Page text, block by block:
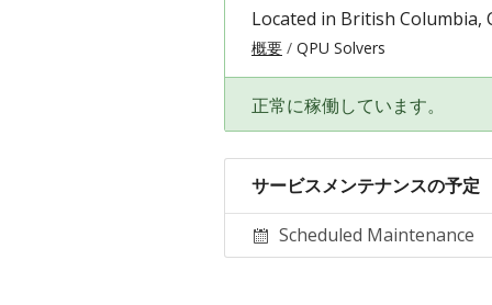
Located in British Columbia,
概要 QPU Solvers
正常に稼働しています。
サービスメンテナンスの予定
Scheduled Maintenance